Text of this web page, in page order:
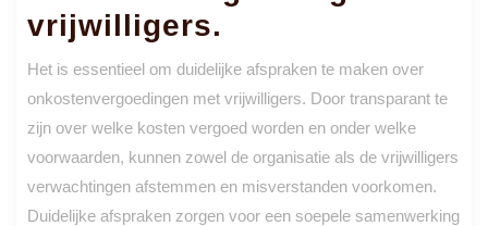
vrijwilligers.
Het is essentieel om duidelijke afspraken te maken over
onkostenvergoedingen met vrijwilligers. Door transparant te
zijn over welke kosten vergoed worden en onder welke
voorwaarden, kunnen zowel de organisatie als de vrijwilligers
verwachtingen afstemmen en misverstanden voorkomen.
Duidelijke afspraken zorgen voor een soepele samenwerking